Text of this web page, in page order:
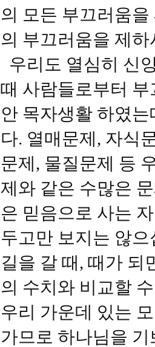
의 모든 부끄러움
의 부끄러움을 제
우리도 열심히 신
때 사람들로부터
안 목자생활 하였
다. 열매문제, 자식
문제, 물질문제 등
제와 같은 수많은
은 믿음으로 사는
두고만 보지는 않
길을 갈 때, 때가 되
의 수치와 비교할
우리 가운데 있는
가므로 하나님을